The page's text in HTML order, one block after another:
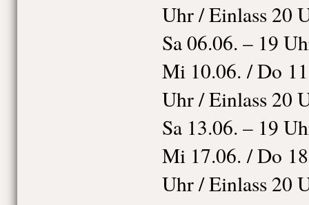
Uhr / Einlass 20
Sa 06.06. – 19
Mi 10.06. / Do
Uhr / Einlass 20
Sa 13.06. – 19
Mi 17.06. / Do
Uhr / Einlass 20